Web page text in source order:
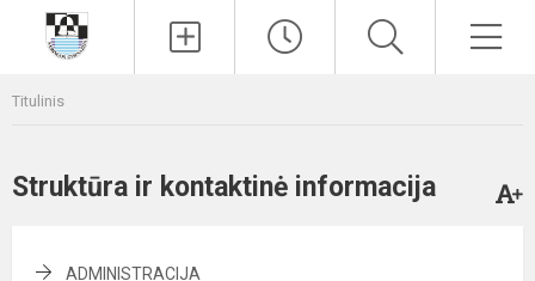
Titulinis
Struktūra ir kontaktinė informacija
ADMINISTRACIJA